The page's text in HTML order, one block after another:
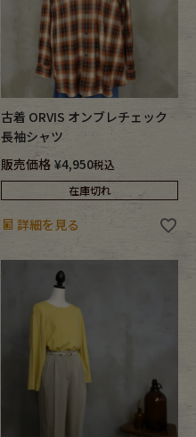
古着 ORVIS オンブレチェック
長袖シャツ
販売価格 ¥4,950税込
在庫切れ
詳細を見る